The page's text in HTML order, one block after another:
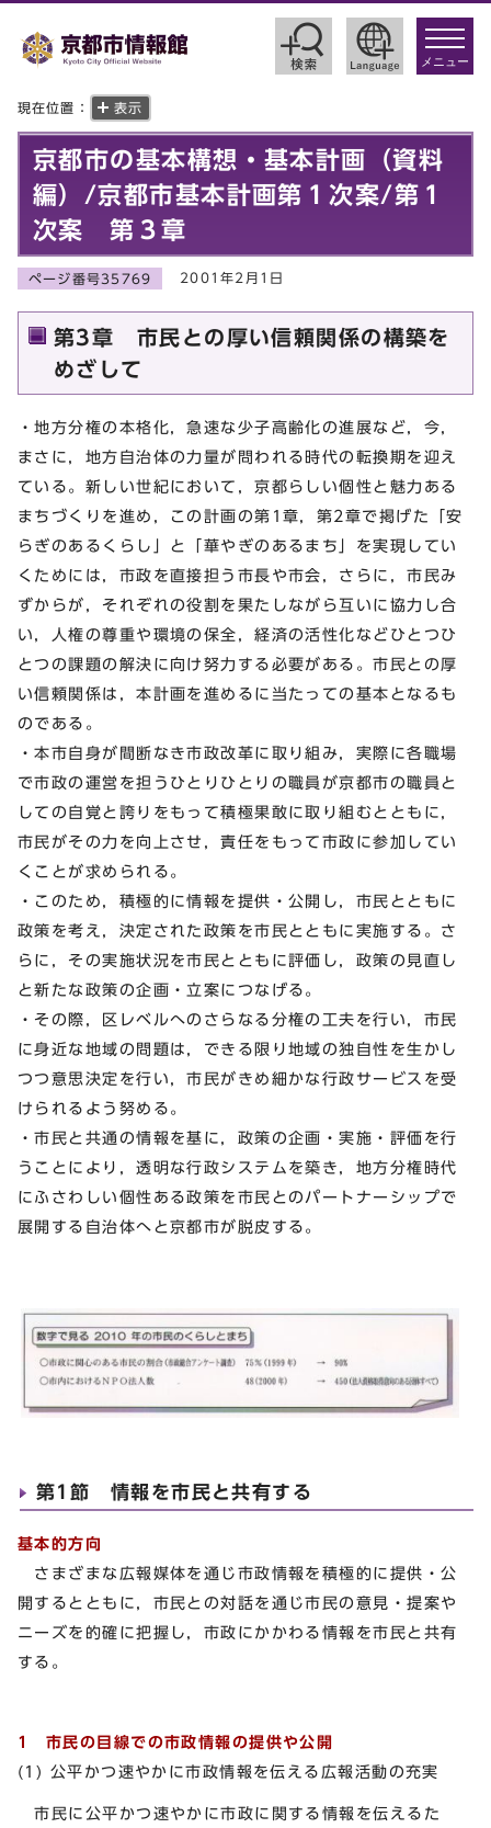
toggle
メニュー
現在位置： 表示
京都市の基本構想・基本計画（資料
編）/京都市基本計画第１次案/第１
次案 第３章
ページ番号35769 2001年2月1日
第3章 市民との厚い信頼関係の構築を
めざして
・地方分権の本格化，急速な少子高齢化の進展など，今，
まさに，地方自治体の力量が問われる時代の転換期を迎え
ている。新しい世紀において，京都らしい個性と魅力ある
まちづくりを進め，この計画の第1章，第2章で掲げた「安
らぎのあるくらし」と「華やぎのあるまち」を実現してい
くためには，市政を直接担う市長や市会，さらに，市民み
ずからが，それぞれの役割を果たしながら互いに協力し合
い，人権の尊重や環境の保全，経済の活性化などひとつひ
とつの課題の解決に向け努力する必要がある。市民との厚
い信頼関係は，本計画を進めるに当たっての基本となるも
のである。
・本市自身が間断なき市政改革に取り組み，実際に各職場
で市政の運営を担うひとりひとりの職員が京都市の職員と
しての自覚と誇りをもって積極果敢に取り組むとともに，
市民がその力を向上させ，責任をもって市政に参加してい
くことが求められる。
・このため，積極的に情報を提供・公開し，市民とともに
政策を考え，決定された政策を市民とともに実施する。さ
らに，その実施状況を市民とともに評価し，政策の見直し
と新たな政策の企画・立案につなげる。
・その際，区レベルへのさらなる分権の工夫を行い，市民
に身近な地域の問題は，できる限り地域の独自性を生かし
つつ意思決定を行い，市民がきめ細かな行政サービスを受
けられるよう努める。
・市民と共通の情報を基に，政策の企画・実施・評価を行
うことにより，透明な行政システムを築き，地方分権時代
にふさわしい個性ある政策を市民とのパートナーシップで
展開する自治体へと京都市が脱皮する。
第1節 情報を市民と共有する
基本的方向
さまざまな広報媒体を通じ市政情報を積極的に提供・公
開するとともに，市民との対話を通じ市民の意見・提案や
ニーズを的確に把握し，市政にかかわる情報を市民と共有
する。
1 市民の目線での市政情報の提供や公開
(1) 公平かつ速やかに市政情報を伝える広報活動の充実
市民に公平かつ速やかに市政に関する情報を伝えるた